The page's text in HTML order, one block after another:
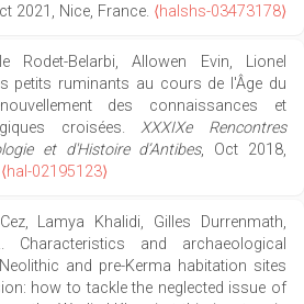
2021, Nice, France. ⟨halshs-03473178⟩
Rodet-Belarbi, Allowen Evin, Lionel
petits ruminants au cours de l'Âge du
des connaissances et
croisées.XXXIXe Rencontres
et d'Histoire d’Antibes, Oct 2018,
⟨hal-02195123⟩
Lamya Khalidi, Gilles Durrenmath,
and archaeological
and pre-Kerma habitation sites
how to tackle the neglected issue of